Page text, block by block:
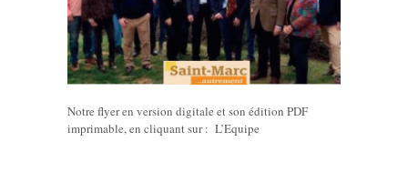
Notre flyer en version digitale et son édition PDF
imprimable, en cliquant sur : L’Equipe